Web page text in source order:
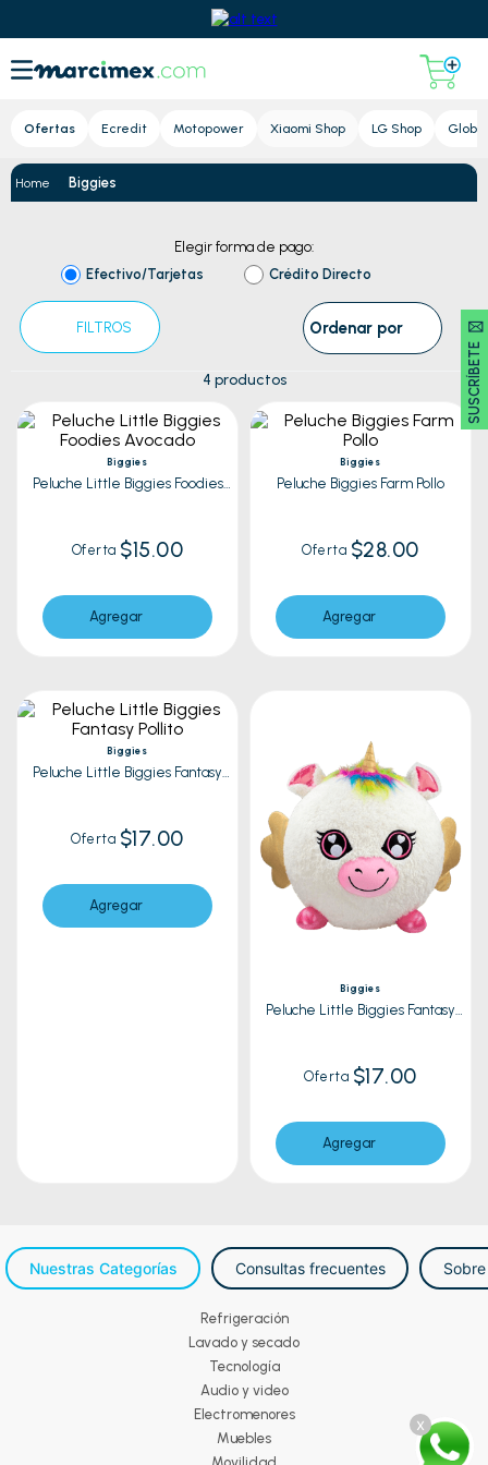
Ofertas Ecredit Motopower Xiaomi Shop LG Shop Global
SUSCRÍBETE 🖂
x
Biggies
Elegir forma de pago:
Efectivo/Tarjetas
Crédito Directo
FILTROS Ordenar por
4 productos
Biggies
Peluche Little Biggies Foodies
Oferta $15.00
Agregar
Biggies
Peluche Biggies Farm Pollo
Oferta $28.00
Agregar
Biggies
Peluche Little Biggies Fantasy
Oferta $17.00
Agregar
Biggies
Peluche Little Biggies Fantasy
Oferta $17.00
Agregar
Nuestras Categorías Consultas frecuentes
Refrigeración
Lavado y secado
Tecnología
Audio y video
Electromenores
Muebles